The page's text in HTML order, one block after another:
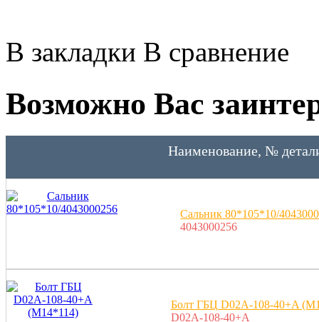
В закладки В сравнение
Возможно Вас
Наименование, №
Сальник 80*105*10/
4043000256
Болт ГБЦ D02A-108-40+A
D02A-108-40+A